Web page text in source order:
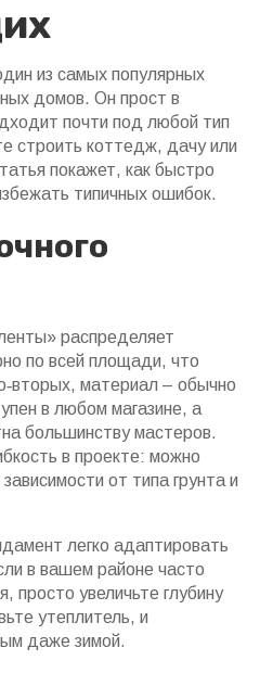
из самых популярных
домов. Он прост в
почти под любой тип
строить коттедж, дачу или
покажет, как быстро
типичных ошибок.
распределяет
по всей площади, что
материал – обычно
в любом магазине, а
большинству мастеров.
в проекте: можно
от типа грунта и
легко адаптировать
в вашем районе часто
просто увеличьте глубину
утеплитель, и
даже зимой.